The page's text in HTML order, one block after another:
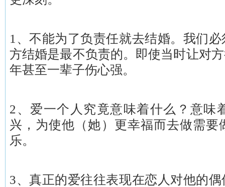
1、不能为了负责任就去结婚。我们
方结婚是最不负责的。即使当时让对
年甚至一辈子伤心强。
2、爱一个人究竟意味着什么？意味
兴，为使他（她）更幸福而去做需要
乐。
3、真正的爱往往表现在恋人对他的